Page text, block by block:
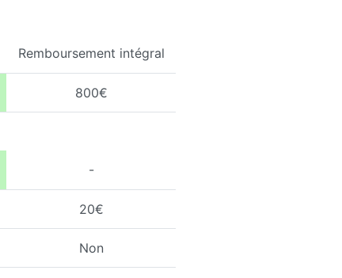
Remboursement intégral
800€
-
20€
Non